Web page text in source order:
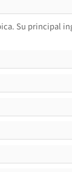
Su principal